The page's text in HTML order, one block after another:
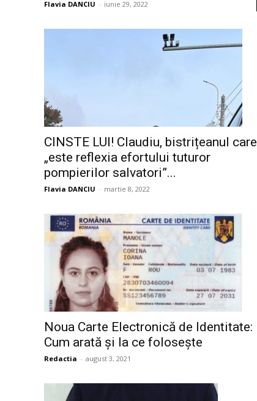
Flavia DANCIU - iunie 29, 2022
CINSTE LUI! Claudiu, bistrițeanul care
„este reflexia efortului tuturor
pompierilor salvatori”...
Flavia DANCIU - martie 8, 2022
Noua Carte Electronică de Identitate:
Cum arată și la ce folosește
Redactia - august 3, 2021